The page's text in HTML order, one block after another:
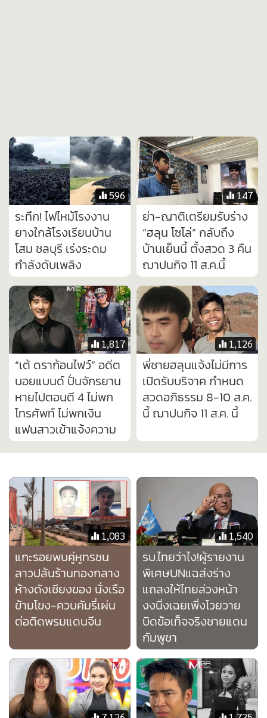
1,817
“เต้ ดราก้อนไฟว์” อดีต
บอยแบนด์ ปั่นจักรยาน
หายไปตอนตี 4 ไม่พก
โทรศัพท์ ไม่พกเงิน
แฟนสาวเข้าแจ้งความ
1,126
พี่ชายฮลุนแจ้งไม่มีการ
เปิดรับบริจาค กำหนด
สวดอภิธรรม 8-10 ส.ค.
นี้ ฌาปนกิจ 11 ส.ค. นี้
1,083
แกะรอยพบคู่หูทรชน
ลาวปล้นร้านทองกลาง
ห้างดังเชียงของ นั่งเรือ
ข้ามโขง-ควบคัมรี่เผ่น
ต่อติดพรมแดนจีน
1,540
รบ.ไทยว่าไง!ผู้รายงาน
แถลงให้ไทยล่วงหน้า
งงนิ่งเฉยเพิ่งโวยวาย
บิดข้อเท็จจริงชายแดน
7,126
“โย ยศวดี” ตกใจ! เมื่อ
เจอหน้า “ต้อม รชนีกร”
ย้อนถามคู่กรณี “หน้า
อุทธรณ์อีกเหรอ?“
1,735
“ก้อง ห้วยไร่” สะอื้นไห้
ต้องเลือกโลง บ้านหลัง
สุดท้ายให้ “น้องพั้นซ์”